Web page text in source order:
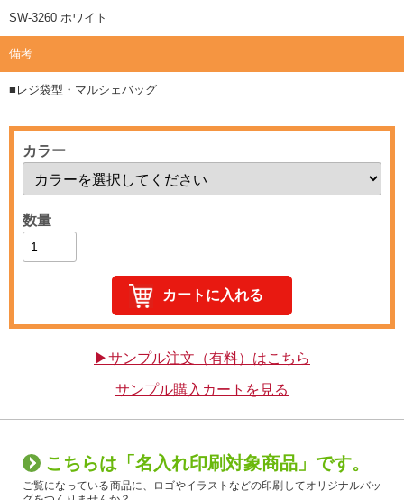
SW-3260 ホワイト
備考
■レジ袋型・マルシェバッグ
カラー
数量
▶サンプル注文（有料）はこちら
サンプル購入カートを見る
こちらは「名入れ印刷対象商品」です。
ご覧になっている商品に、ロゴやイラストなどの印刷してオリジナルバッ